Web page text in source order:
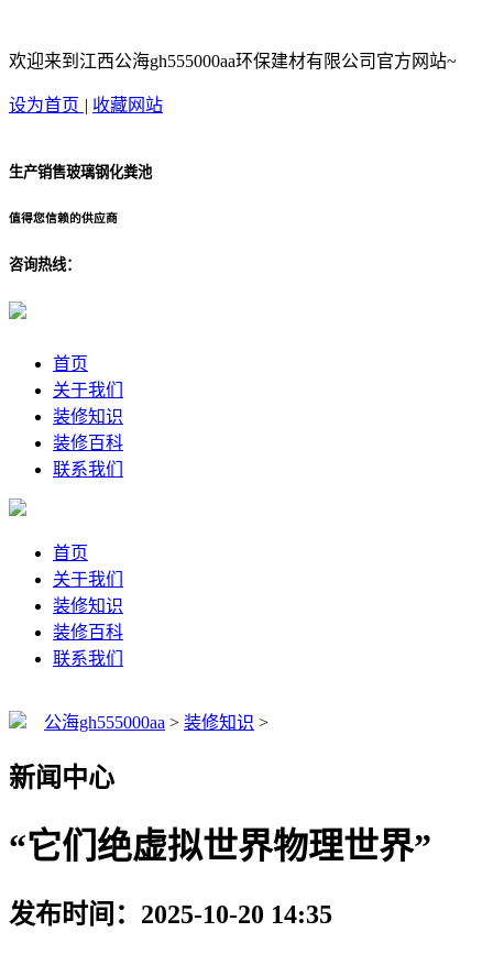
欢迎来到江西公海gh555000aa环保建材有限公司官方网站~
设为首页 | 收藏网站
生产销售玻璃钢化粪池
值得您信赖的供应商
咨询热线：
首页
关于我们
装修知识
装修百科
联系我们
首页
关于我们
装修知识
装修百科
联系我们
公海gh555000aa > 装修知识 >
新闻中心
“它们绝虚拟世界物理世界”
发布时间：2025-10-20 14:35